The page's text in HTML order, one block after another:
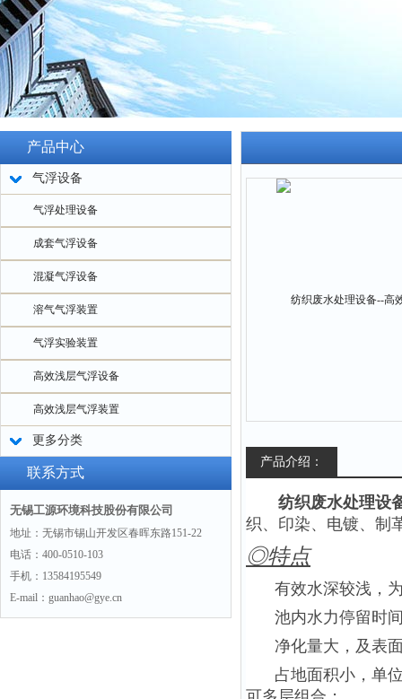
产品中心
气浮设备
气浮处理设备
成套气浮设备
混凝气浮设备
溶气气浮装置
气浮实验装置
高效浅层气浮设备
高效浅层气浮装置
更多分类
联系方式
无锡工源环境科技股份有限公司
地址：无锡市锡山开发区春晖东路151-22
电话：400-0510-103
手机：13584195549
E-mail：guanhao@gye.cn
产品介绍：
纺织废水处理设
织、印染、电镀、制
◎特点
有效水深较浅，
池内水力停留时
净化量大，及表
占地面积小，单